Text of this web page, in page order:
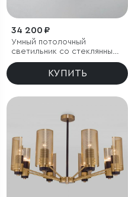
34 200 ₽
Умный потолочный
светильник со стеклянными
плафонами
КУПИТЬ